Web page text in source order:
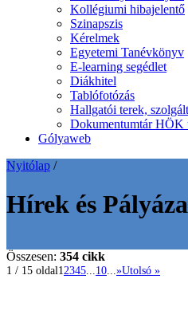
Kollégiumi hibajelentő
Szinapszis
Kérelmek
Egyetemi Tanévkönyv
E-learning segédlet
Diákhitel
Tablófotózás
Hallgatói terek,
Dokumentumtár HÖK
Gólyaweb
Nyitólap /
Hírek és
Összesen: 354 cikk
1 / 15 oldal12345 10 »Utolsó »